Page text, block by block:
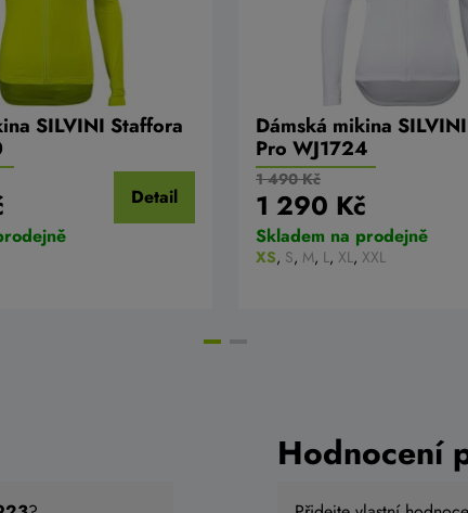
SILVINI Staffora
Detail
Dámská mikina
Pro WJ1724
1 490 Kč
1 290 Kč
Skladem na prodejně
XS, S, M, L, XL, XXL
Hodnocení